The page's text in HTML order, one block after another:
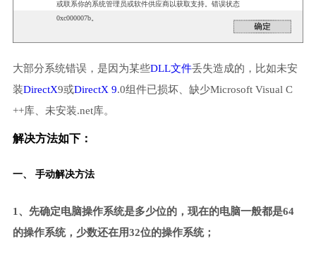
或联系你的系统管理员或软件供应商以获取支持。错误状态
0xc000007b。
大部分系统错误，是因为某些DLL文件丢失造成的，比如未安
装DirectX9或DirectX 9.0组件已损坏、缺少Microsoft Visual C
++库、未安装.net库。
解决方法如下：
一、 手动解决方法
1、先确定电脑操作系统是多少位的，现在的电脑一般都是64
的操作系统，少数还在用32位的操作系统；